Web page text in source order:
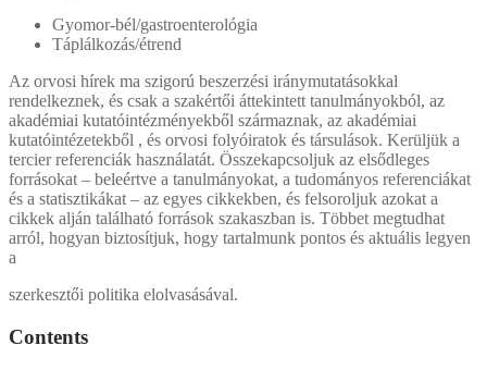
Gyomor-bél/gastroenterológia
Táplálkozás/étrend
Az orvosi hírek ma szigorú beszerzési iránymutatásokkal
rendelkeznek, és csak a szakértői áttekintett tanulmányokból, az
akadémiai kutatóintézményekből származnak, az akadémiai
kutatóintézetekből , és orvosi folyóiratok és társulások. Kerüljük a
tercier referenciák használatát. Összekapcsoljuk az elsődleges
forrásokat – beleértve a tanulmányokat, a tudományos referenciákat
és a statisztikákat – az egyes cikkekben, és felsoroljuk azokat a
cikkek alján található források szakaszban is. Többet megtudhat
arról, hogyan biztosítjuk, hogy tartalmunk pontos és aktuális legyen
a
szerkesztői politika elolvasásával.
Contents